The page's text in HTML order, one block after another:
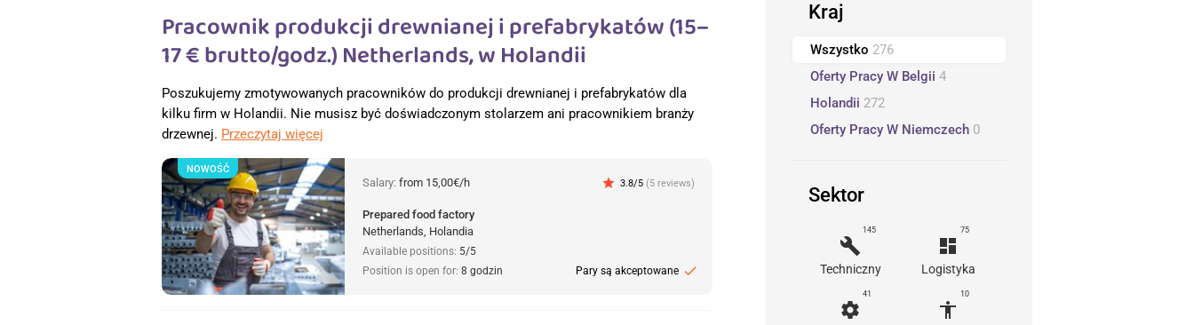
Pracownik produkcji drewnianej i prefabrykatów (15–
17 € brutto/godz.) Netherlands, w Holandii
Poszukujemy zmotywowanych pracowników do produkcji drewnianej i prefabrykatów dla
kilku firm w Holandii. Nie musisz być doświadczonym stolarzem ani pracownikiem branży
drzewnej. Przeczytaj więcej
Salary: from 15,00€/h star 3.8/5 (5 reviews)
Prepared food factory
Netherlands, Holandia
Available positions: 5/5
Position is open for: 8 godzin Pary są akceptowane check
NOWOŚĆ
Kraj
Wszystko 276
Oferty Pracy W Belgii 4
Holandii 272
Oferty Pracy W Niemczech 0
Sektor
145
build
Techniczny
75
dashboard
Logistyka
41
settings
10
accessibility